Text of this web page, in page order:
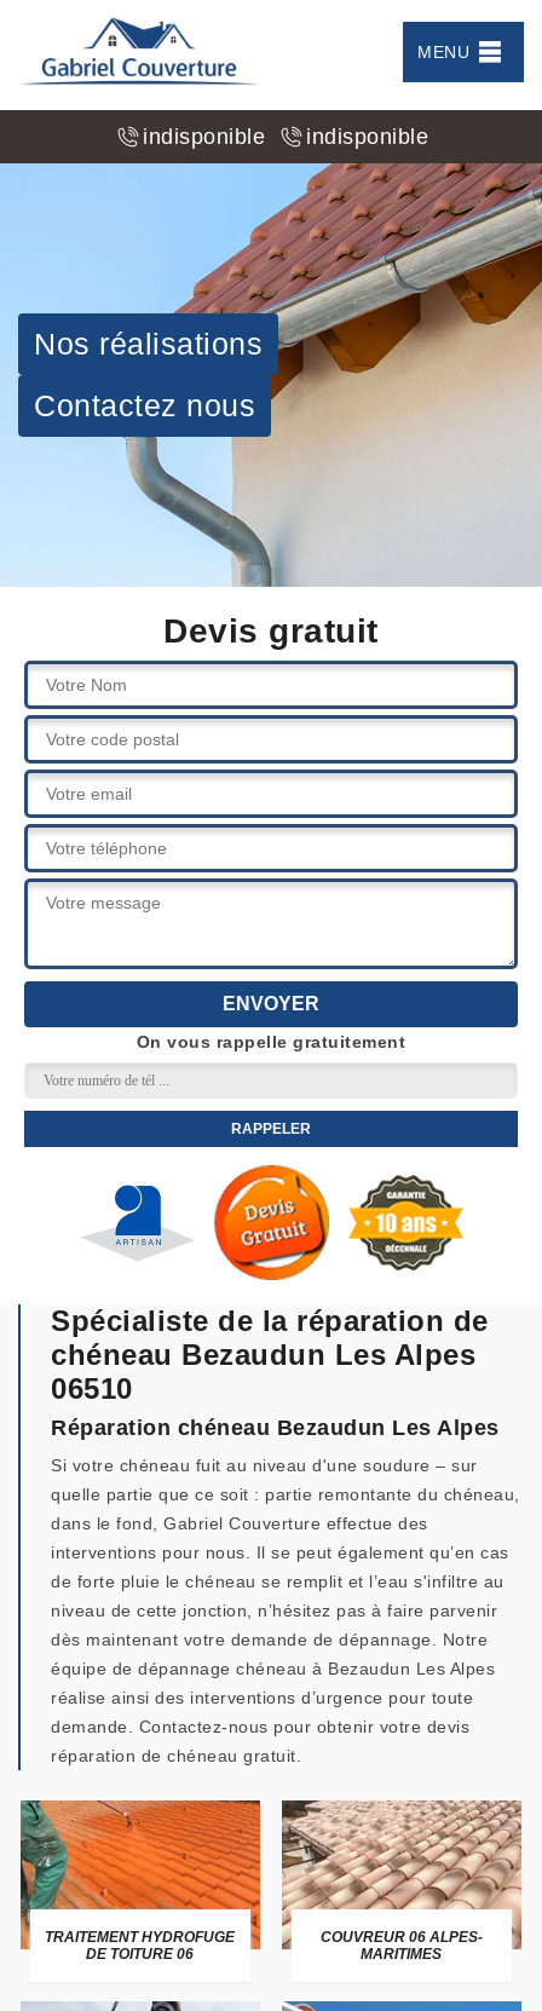
MENU
indisponible indisponible
Nos réalisations
Contactez nous
Devis gratuit
On vous rappelle gratuitement
Spécialiste de la réparation de
chéneau Bezaudun Les Alpes
06510
Réparation chéneau Bezaudun Les Alpes
Si votre chéneau fuit au niveau d'une soudure – sur
quelle partie que ce soit : partie remontante du chéneau,
dans le fond, Gabriel Couverture effectue des
interventions pour nous. Il se peut également qu’en cas
de forte pluie le chéneau se remplit et l’eau s'infiltre au
niveau de cette jonction, n’hésitez pas à faire parvenir
dès maintenant votre demande de dépannage. Notre
équipe de dépannage chéneau à Bezaudun Les Alpes
réalise ainsi des interventions d’urgence pour toute
demande. Contactez-nous pour obtenir votre devis
réparation de chéneau gratuit.
TRAITEMENT HYDROFUGE
DE TOITURE 06
COUVREUR 06 ALPES-
MARITIMES